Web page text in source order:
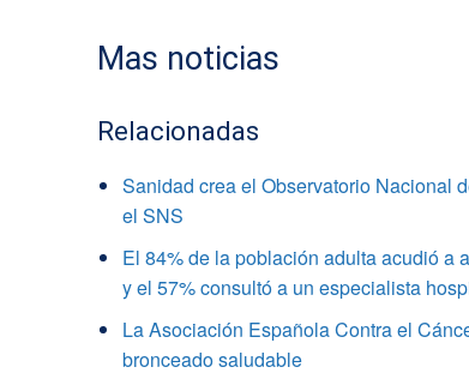
Mas noticias
Relacionadas
Sanidad crea el Observatorio Nacional
el SNS
El 84% de la población adulta acudió a
y el 57% consultó a un especialista
La Asociación Española Contra el
bronceado saludable